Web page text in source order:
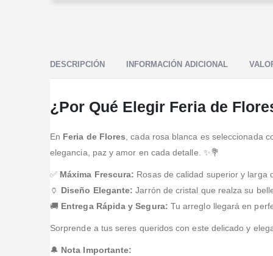
l...Leer Más
fotos antes de la entrega. Excelente , recomendada
...Leer Más
DESCRIPCIÓN INFORMACIÓN ADICIONAL
¿Por Qué Elegir Feria de
En Feria de Flores, cada rosa blanca es seleccionada
elegancia, paz y amor en cada detalle. ✨💐
✅ Máxima Frescura: Rosas de calidad superior y larga
🏺 Diseño Elegante: Jarrón de cristal que realza su
🚚 Entrega Rápida y Segura: Tu arreglo llegará en
Sorprende a tus seres queridos con este delicado y
🔔 Nota Importante: